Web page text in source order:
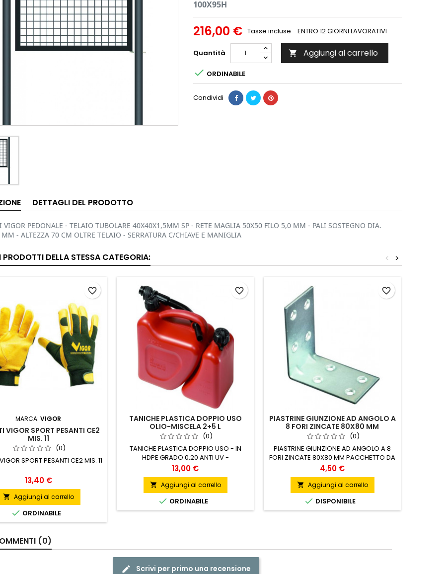
100X95H
216,00 € Tasse incluse ENTRO 12 GIORNI LAVORATIVI
Quantità  Aggiungi al carrello
 ORDINABILE
Condividi
DETTAGLI DEL PRODOTTO
VIGOR PEDONALE - TELAIO TUBOLARE 40X40X1,5MM SP - RETE MAGLIA 50X50 FILO 5,0 MM - PALI SOSTEGNO DIA.
- ALTEZZA 70 CM OLTRE TELAIO - SERRATURA C/CHIAVE E MANIGLIA
PRODOTTI DELLA STESSA CATEGORIA: >
<
MARCA: VIGOR
VIGOR SPORT PESANTI CE2
MIS. 11
(0)
SPORT PESANTI CE2 MIS. 11
Prezzo
13,40 €
 Aggiungi al carrello
 ORDINABILE
favorite_border
TANICHE PLASTICA DOPPIO USO
OLIO-MISCELA 2+5 L
(0)
TANICHE PLASTICA DOPPIO USO - IN
HDPE GRADO 0,20 ANTI UV -
OMOLOGATA ADR/RID/ADN-2019 -
TRASPORTO SU STRADA E VIA MARE -
GUARNIZIONE O-RING SOTTOTAPPO -
BECCUCCIO GIREVOLE IN HDPE
Prezzo
13,00 €
 Aggiungi al carrello
 ORDINABILE
favorite_border
PIASTRINE GIUNZIONE AD ANGOLO A
8 FORI ZINCATE 80X80 MM
(0)
PIASTRINE GIUNZIONE AD ANGOLO A 8
FORI ZINCATE 80X80 MM PACCHETTO DA
10 PEZZI
Prezzo
4,50 €
 Aggiungi al carrello
 DISPONIBILE
favorite_border
(0)
Scrivi per primo una recensione